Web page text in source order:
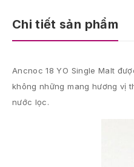
Chi tiết sản phẩm
Ancnoc 18 YO Single Malt
không những mang hương vị
nước lọc.